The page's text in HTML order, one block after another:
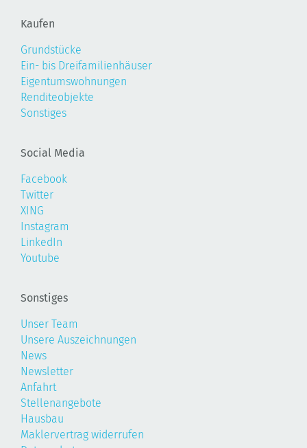
Kaufen
Grundstücke
Ein- bis Dreifamilienhäuser
Eigentumswohnungen
Renditeobjekte
Sonstiges
Social Media
Facebook
Twitter
XING
Instagram
LinkedIn
Youtube
Sonstiges
Unser Team
Unsere Auszeichnungen
News
Newsletter
Anfahrt
Stellenangebote
Hausbau
Maklervertrag widerrufen